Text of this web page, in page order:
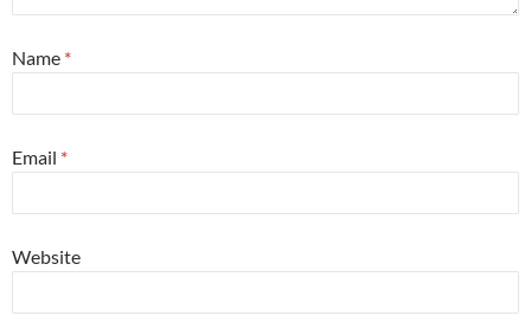
Name *
Email *
Website